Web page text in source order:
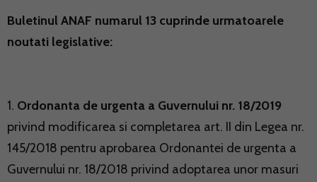
Buletinul ANAF numarul 13 cuprinde urmatoarele
noutati legislative:
1. Ordonanta de urgenta a Guvernului nr. 18/2019
privind modificarea si completarea art. II din Legea nr.
145/2018 pentru aprobarea Ordonantei de urgenta a
Guvernului nr. 18/2018 privind adoptarea unor masuri